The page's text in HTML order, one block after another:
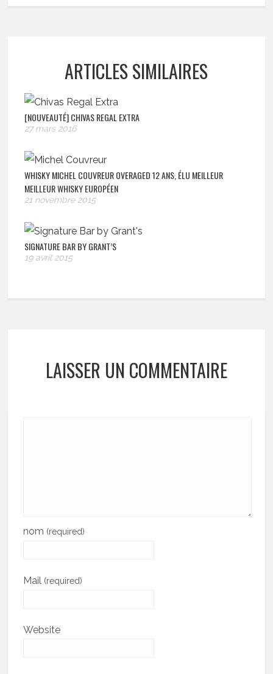
ARTICLES SIMILAIRES
[NOUVEAUTÉ] CHIVAS REGAL EXTRA
27 mars 2016
WHISKY MICHEL COUVREUR OVERAGED 12 ANS, ÉLU MEILLEUR
MEILLEUR WHISKY EUROPÉEN
21 novembre 2015
SIGNATURE BAR BY GRANT’S
19 avril 2015
LAISSER UN COMMENTAIRE
nom (required)
Mail (required)
Website